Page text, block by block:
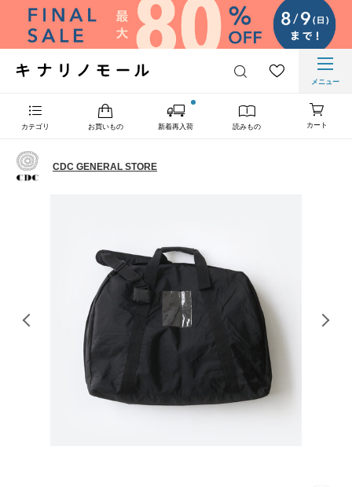
メニュー
カテゴリ お買いもの 新着再入荷 読みもの カート
CDC GENERAL STORE